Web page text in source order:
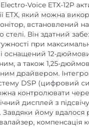
Voice ETX-12P
ETX, який можна
встановлений
стелі. Він здатний
при
і оснащений 12-
а також 1,25-
драйвером.
DSP (цифровий
контролювати
дисплей з
Завдяки йому вдалося
компенсація